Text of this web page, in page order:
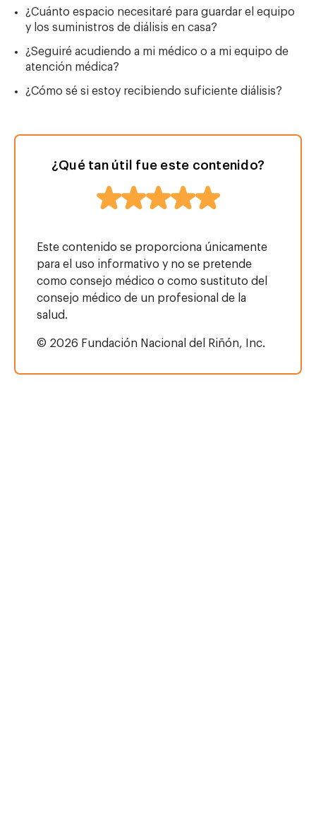
¿Cuánto espacio necesitaré para guardar el equipo
y los suministros de diálisis en casa?
¿Seguiré acudiendo a mi médico o a mi equipo de
atención médica?
¿Cómo sé si estoy recibiendo suficiente diálisis?
¿Qué tan útil fue este contenido?
Este contenido se proporciona únicamente
para el uso informativo y no se pretende
como consejo médico o como sustituto del
consejo médico de un profesional de la
salud.
© 2026 Fundación Nacional del Riñón, Inc.